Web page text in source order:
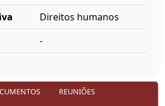
Direitos humanos
-
REUNIÕES